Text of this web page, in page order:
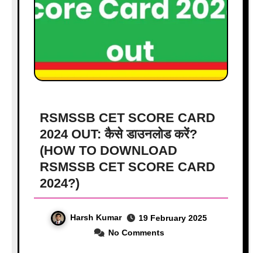
RSMSSB CET SCORE CARD
2024 OUT: कैसे डाउनलोड करें?
(HOW TO DOWNLOAD
RSMSSB CET SCORE CARD
2024?)
Harsh Kumar
19 February 2025
No Comments